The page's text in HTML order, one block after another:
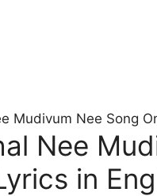
Mudivum Nee Song
Nee
in